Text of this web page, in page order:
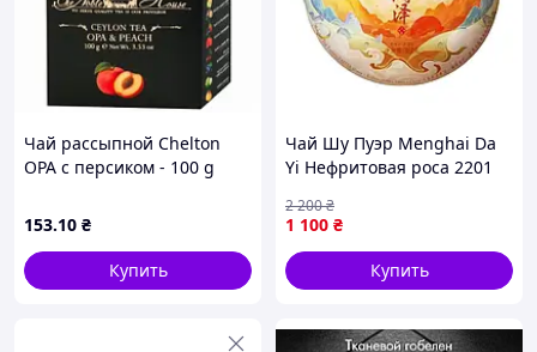
Чай рассыпной Chelton
ОРА с персиком - 100 g
153.10 ₴
Купить
Чай Шу Пуэр Menghai Da
Yi Нефритовая роса 2201
1 100 ₴
2 200₴
Купить